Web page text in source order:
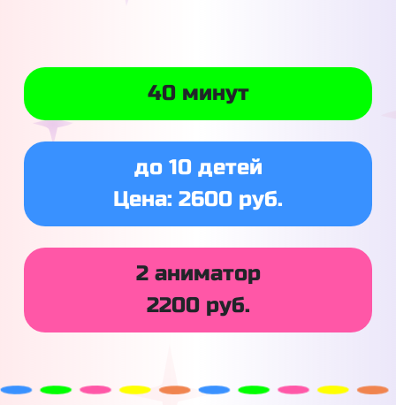
40 минут
до 10 детей
Цена: 2600 руб.
2 аниматор
2200 руб.